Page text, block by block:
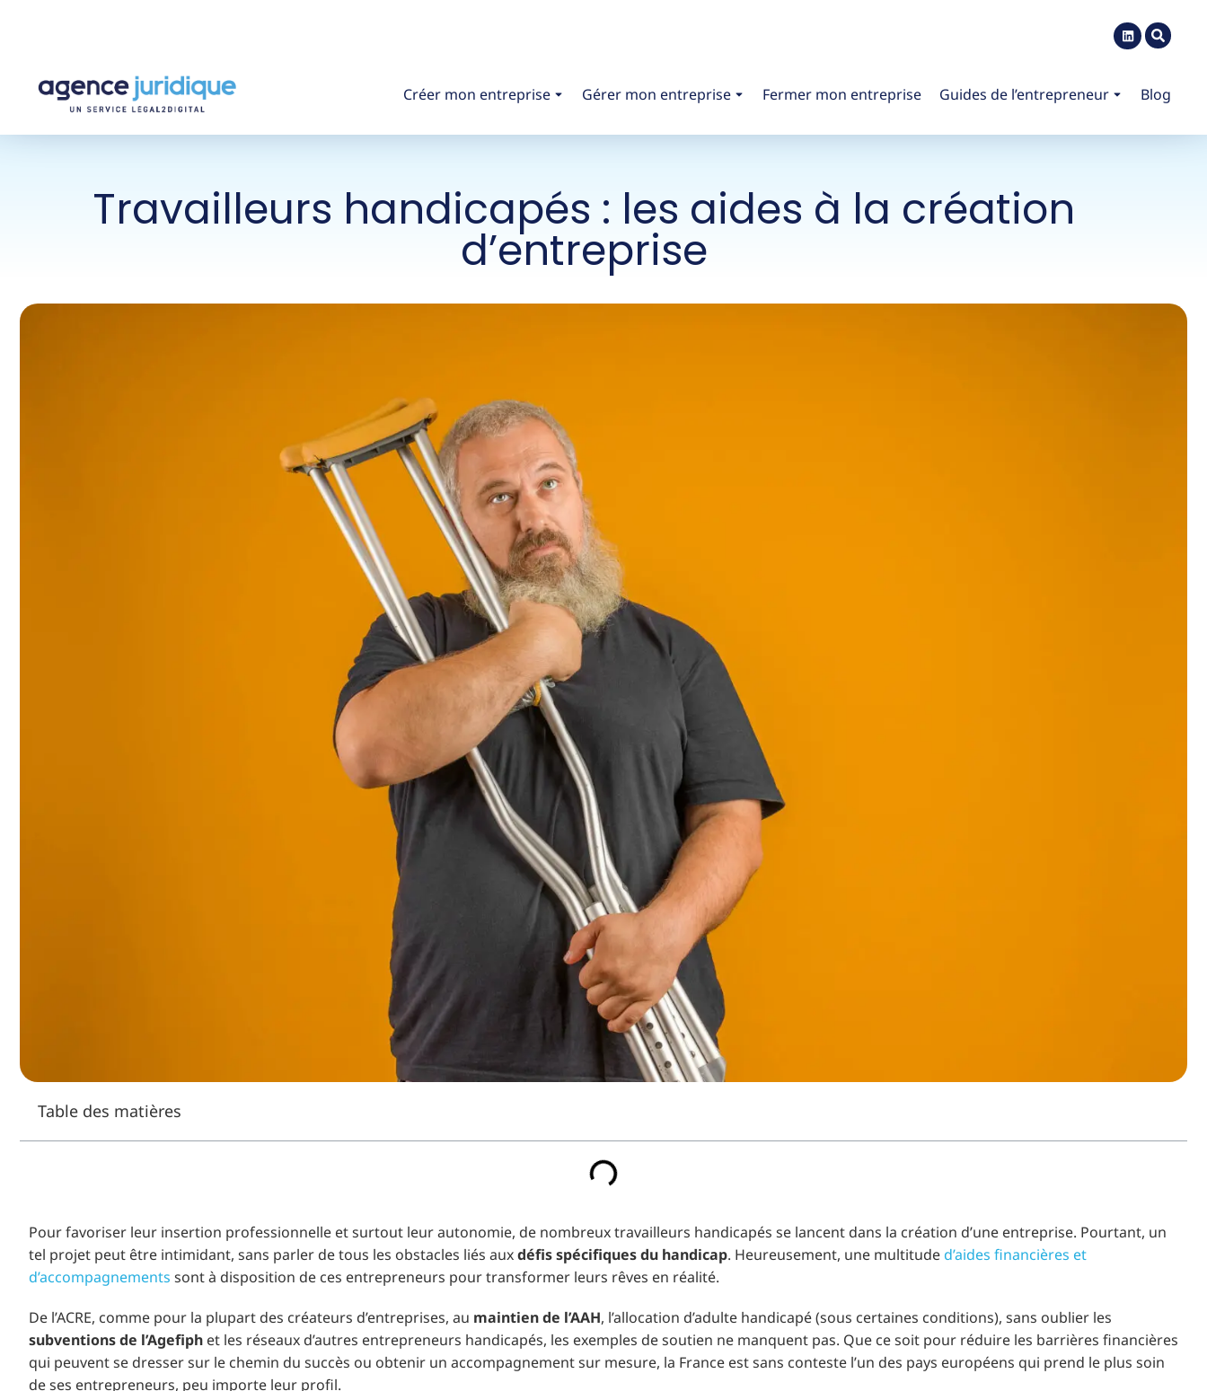
Créer mon entreprise Gérer mon entreprise Fermer mon entreprise Guides de l’entrepreneur Blog
Travailleurs handicapés : les aides à la création
d’entreprise
Table des matières
Pour favoriser leur insertion professionnelle et surtout leur autonomie, de nombreux travailleurs handicapés se lancent dans la création d’une entreprise. Pourtant, un
tel projet peut être intimidant, sans parler de tous les obstacles liés auxdéfis spécifiques du handicap. Heureusement, une multitude d’aides financières et
d’accompagnements sont à disposition de ces entrepreneurs pour transformer leurs rêves en réalité.
De l’ACRE, comme pour la plupart des créateurs d’entreprises, au maintien de l’AAH, l’allocation d’adulte handicapé (sous certaines conditions), sans oublier les
subventions de l’Agefiph et les réseaux d’autres entrepreneurs handicapés, les exemples de soutien ne manquent pas. Que ce soit pour réduire les barrières financières
qui peuvent se dresser sur le chemin du succès ou obtenir un accompagnement sur mesure, la France est sans conteste l’un des pays européens qui prend le plus soin
de ses entrepreneurs, peu importe leur profil.